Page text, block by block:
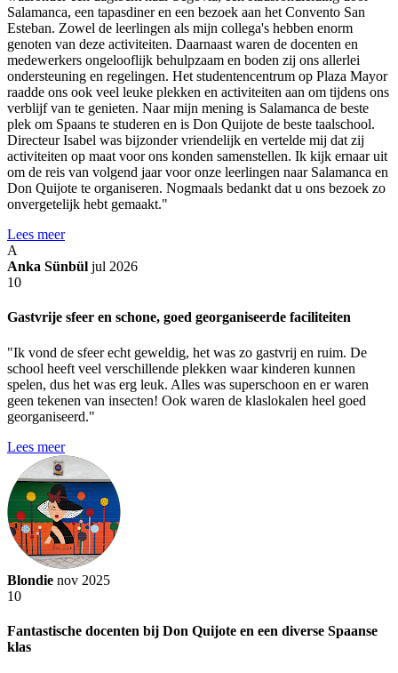
Salamanca, een tapasdiner en een bezoek aan het Convento San
Esteban. Zowel de leerlingen als mijn collega's hebben enorm
genoten van deze activiteiten. Daarnaast waren de docenten en
medewerkers ongelooflijk behulpzaam en boden zij ons allerlei
ondersteuning en regelingen. Het studentencentrum op Plaza Mayor
raadde ons ook veel leuke plekken en activiteiten aan om tijdens ons
verblijf van te genieten. Naar mijn mening is Salamanca de beste
plek om Spaans te studeren en is Don Quijote de beste taalschool.
Directeur Isabel was bijzonder vriendelijk en vertelde mij dat zij
activiteiten op maat voor ons konden samenstellen. Ik kijk ernaar uit
om de reis van volgend jaar voor onze leerlingen naar Salamanca en
Don Quijote te organiseren. Nogmaals bedankt dat u ons bezoek zo
onvergetelijk hebt gemaakt."
Lees meer
A
Anka Sünbül jul 2026
10
Gastvrije sfeer en schone, goed georganiseerde faciliteiten
"Ik vond de sfeer echt geweldig, het was zo gastvrij en ruim. De
school heeft veel verschillende plekken waar kinderen kunnen
spelen, dus het was erg leuk. Alles was superschoon en er waren
geen tekenen van insecten! Ook waren de klaslokalen heel goed
georganiseerd."
Lees meer
Blondie nov 2025
10
Fantastische docenten bij Don Quijote en een diverse Spaanse
klas